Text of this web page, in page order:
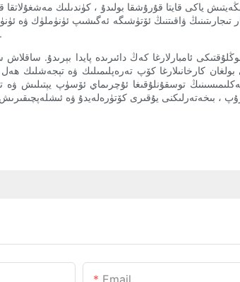
ياكى قايتا قۇرۇشقا بولىدۇ ، كۈندىلىك
ۋاقىتنىڭ ئۆتۈشىگە ئەگىشىپ ئۈنۈملۈك ۋە
ئارقىلىق ، كارخانىلار كەلگۈسىدىكى مۇۋەپپەقىيەت ۋە كېڭىيىش ئۈچۈن ئۆزىنى ئورۇنلىيالايدۇ.
ئامبارلارغا كەڭ دائىرىدە پايدا بېرىدۇ.
كارخانىلارغا كۆپ تەرەپلىمىلىك ۋە تېجەشلىك
توسقۇنلۇقىغا ئۇچرىماي ئۆسۈپ يېتىلىش ۋە